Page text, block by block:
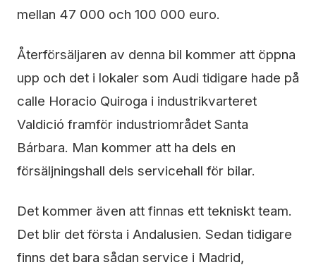
mellan 47 000 och 100 000 euro.
Återförsäljaren av denna bil kommer att öppna
upp och det i lokaler som Audi tidigare hade på
calle Horacio Quiroga i industrikvarteret
Valdició framför industriområdet Santa
Bárbara. Man kommer att ha dels en
försäljningshall dels servicehall för bilar.
Det kommer även att finnas ett tekniskt team.
Det blir det första i Andalusien. Sedan tidigare
finns det bara sådan service i Madrid,